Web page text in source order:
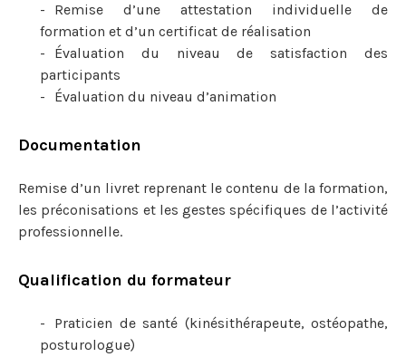
Remise d’une attestation individuelle de
formation et d’un certificat de réalisation
Évaluation du niveau de satisfaction des
participants
Évaluation du niveau d’animation
Documentation
Remise d’un livret reprenant le contenu de la formation,
les préconisations et les gestes spécifiques de l’activité
professionnelle.
Qualification du formateur
Praticien de santé (kinésithérapeute, ostéopathe,
posturologue)